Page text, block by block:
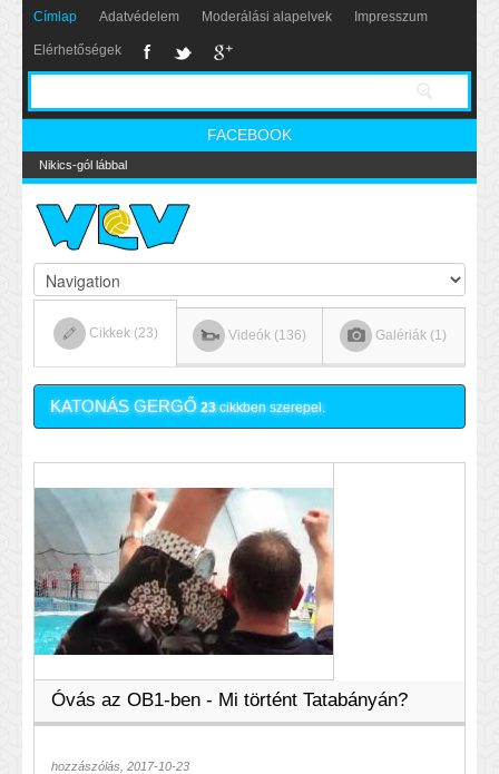
Címlap Adatvédelem Moderálási alapelvek Impresszum
Elérhetőségek
FACEBOOK
Nikics-gól lábbal
Cikkek (23) Videók (136) Galériák (1)
KATONÁS GERGŐ 23cikkben szerepel.
Óvás az OB1-ben - Mi történt Tatabányán?
hozzászólás, 2017-10-23